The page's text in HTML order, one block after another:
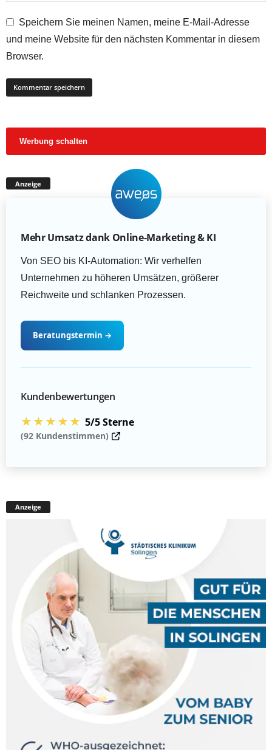
Speichern Sie meinen Namen, meine E-Mail-Adresse
und meine Website für den nächsten Kommentar in diesem
Browser.
Werbung schalten
Anzeige
Mehr Umsatz dank Online-Marketing & KI
Von SEO bis KI-Automation: Wir verhelfen
Unternehmen zu höheren Umsätzen, größerer
Reichweite und schlanken Prozessen.
Beratungstermin →
Kundenbewertungen
★★★★★ 5/5 Sterne
(92 Kundenstimmen)
Anzeige